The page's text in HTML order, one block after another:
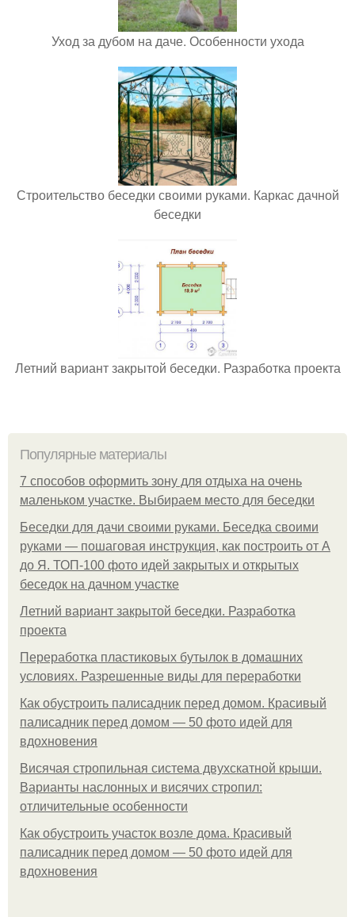
Уход за дубом на даче. Особенности ухода
Строительство беседки своими руками. Каркас дачной
беседки
Летний вариант закрытой беседки. Разработка проекта
Популярные материалы
7 способов оформить зону для отдыха на очень
маленьком участке. Выбираем место для беседки
Беседки для дачи своими руками. Беседка своими
руками — пошаговая инструкция, как построить от А
до Я. ТОП-100 фото идей закрытых и открытых
беседок на дачном участке
Летний вариант закрытой беседки. Разработка
проекта
Переработка пластиковых бутылок в домашних
условиях. Разрешенные виды для переработки
Как обустроить палисадник перед домом. Красивый
палисадник перед домом — 50 фото идей для
вдохновения
Висячая стропильная система двухскатной крыши.
Варианты наслонных и висячих стропил:
отличительные особенности
Как обустроить участок возле дома. Красивый
палисадник перед домом — 50 фото идей для
вдохновения